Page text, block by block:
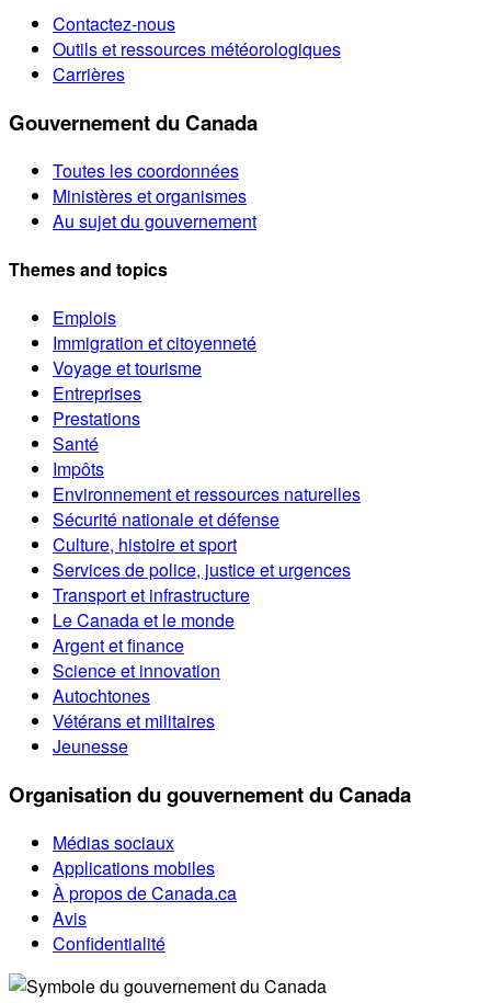
Contactez-nous
Outils et ressources météorologiques
Carrières
Gouvernement du Canada
Toutes les coordonnées
Ministères et organismes
Au sujet du gouvernement
Themes and topics
Emplois
Immigration et citoyenneté
Voyage et tourisme
Entreprises
Prestations
Santé
Impôts
Environnement et ressources naturelles
Sécurité nationale et défense
Culture, histoire et sport
Services de police, justice et urgences
Transport et infrastructure
Le Canada et le monde
Argent et finance
Science et innovation
Autochtones
Vétérans et militaires
Jeunesse
Organisation du gouvernement du Canada
Médias sociaux
Applications mobiles
À propos de Canada.ca
Avis
Confidentialité